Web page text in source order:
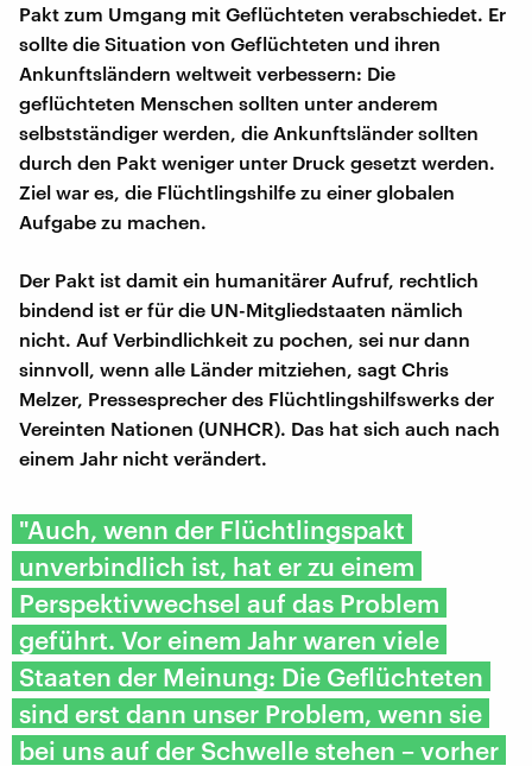
Pakt zum Umgang mit Geflüchteten verabschiedet. Er
sollte die Situation von Geflüchteten und ihren
Ankunftsländern weltweit verbessern: Die
geflüchteten Menschen sollten unter anderem
selbstständiger werden, die Ankunftsländer sollten
durch den Pakt weniger unter Druck gesetzt werden.
Ziel war es, die Flüchtlingshilfe zu einer globalen
Aufgabe zu machen.
Der Pakt ist damit ein humanitärer Aufruf, rechtlich
bindend ist er für die UN-Mitgliedstaaten nämlich
nicht. Auf Verbindlichkeit zu pochen, sei nur dann
sinnvoll, wenn alle Länder mitziehen, sagt Chris
Melzer, Pressesprecher des Flüchtlingshilfswerks der
Vereinten Nationen (UNHCR). Das hat sich auch nach
einem Jahr nicht verändert.
"Auch, wenn der Flüchtlingspakt
unverbindlich ist, hat er zu einem
Perspektivwechsel auf das Problem
geführt. Vor einem Jahr waren viele
Staaten der Meinung: Die Geflüchteten
sind erst dann unser Problem, wenn sie
bei uns auf der Schwelle stehen – vorher